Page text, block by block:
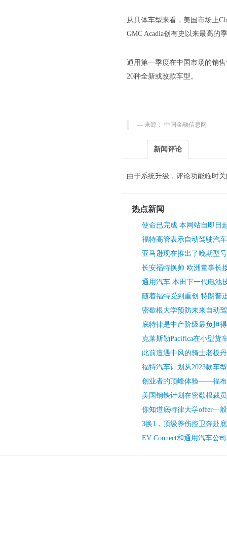
从具体车型来看，美国市场上
GMC Acadia创有史以来最高的
通用第一季度在中国市场的销
20种全新或改款车型。
来源： 中国金融信息网
新闻评论
由于系统升级，评论功能临时
热点新闻
使命已完成 本网站自即日
福特高管表示自动驾驶汽
亚马逊现在推出了晚期型
长安福特换帅 欧洲董事长
通用汽车 本田下一代电池
随着福特受到重创 特朗普
密歇根大学预防未来自动
底特律是中产阶级最负担
克莱斯勒Pacifica在小型货
此前遭遇中风的骑士老板
福特汽车计划从2023款车
创业者的顶峰体验——福布
美国钢铁计划在密歇根裁
你知道底特律大学offer一
3换1，顶级养伤控卫奔赴
EV Connect和通用汽车公